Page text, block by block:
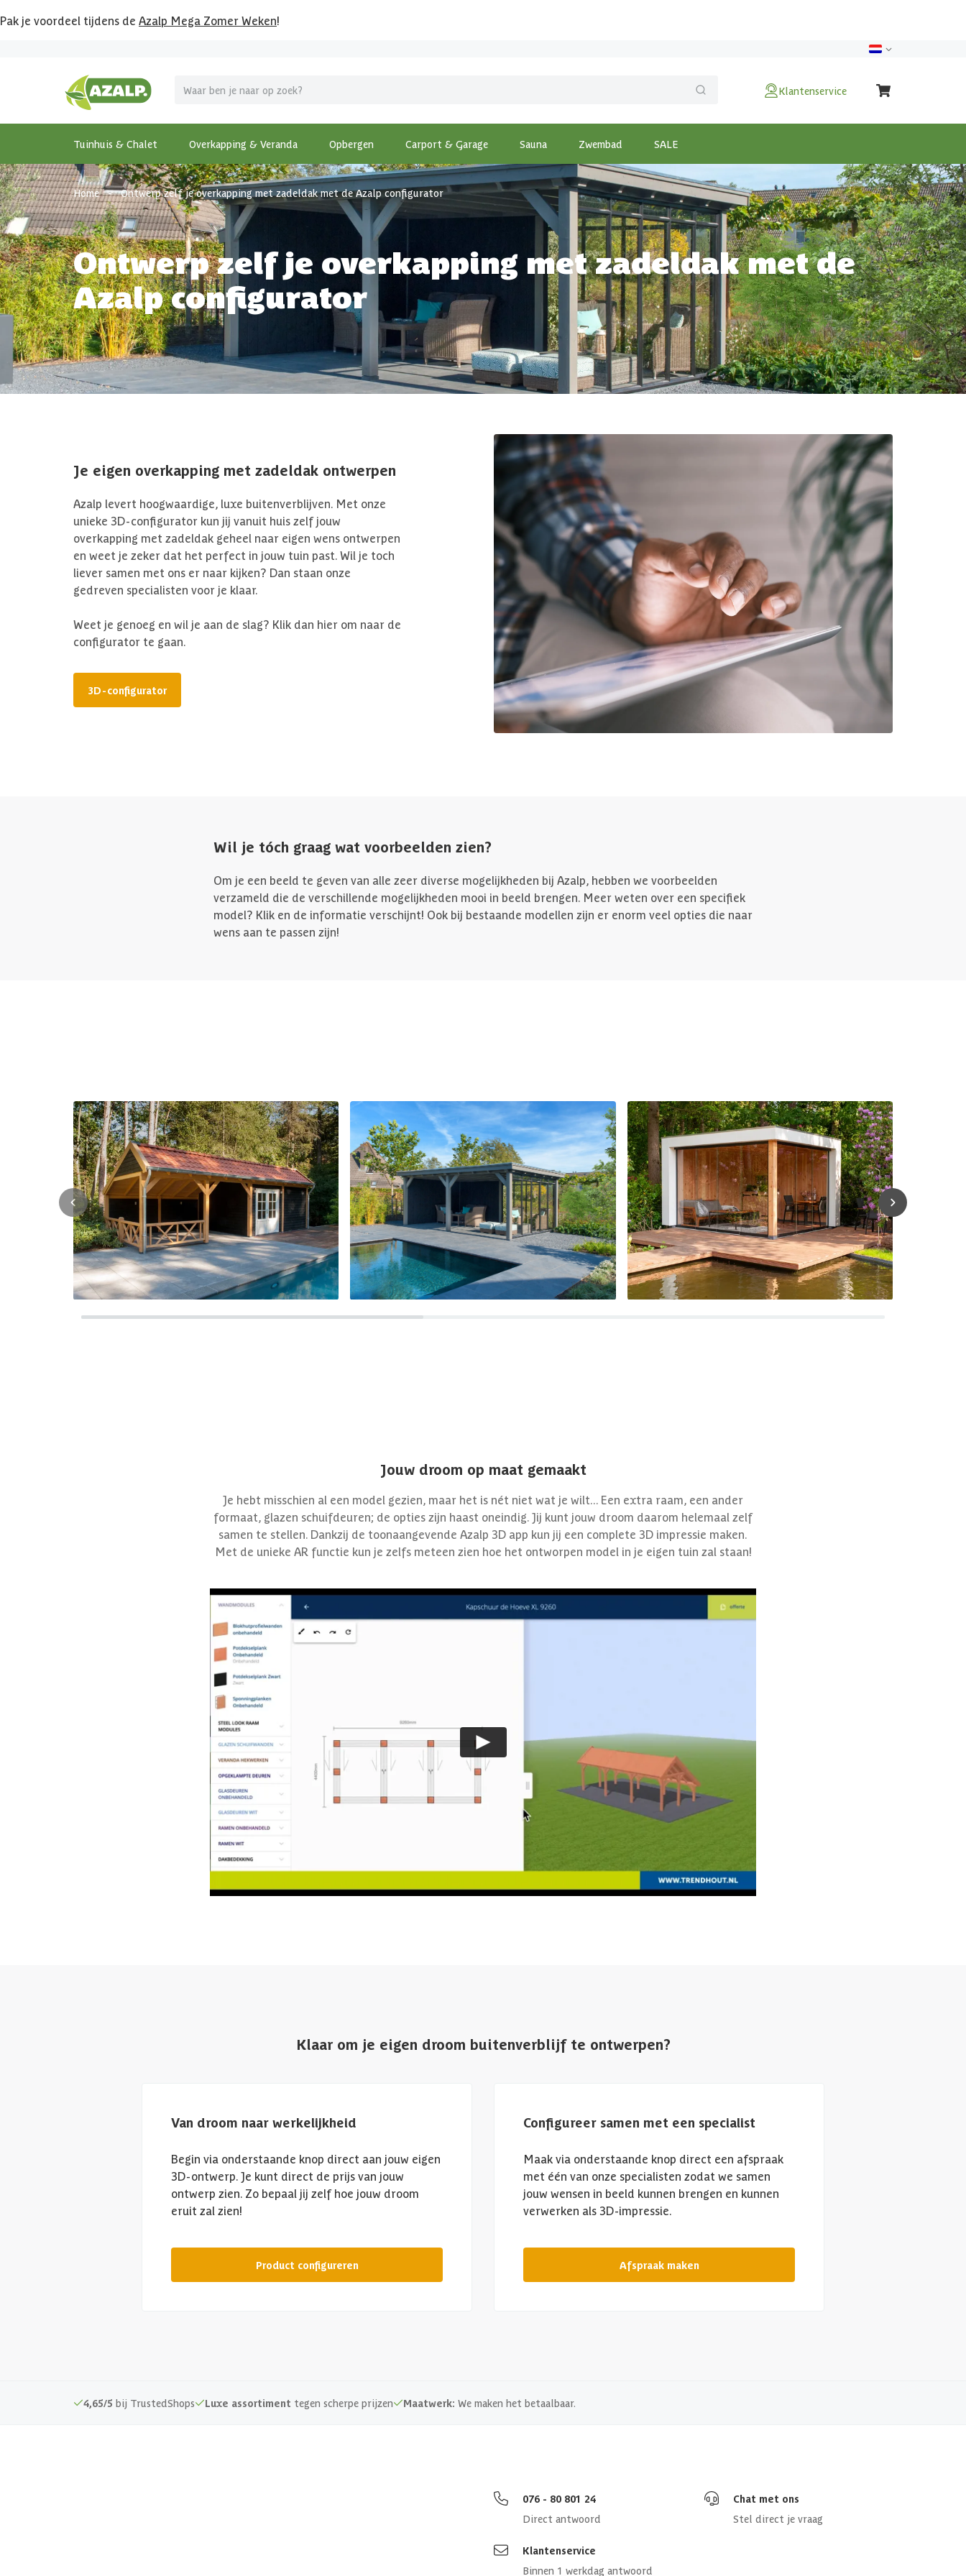
Pak je voordeel tijdens de Azalp Mega Zomer Weken!
Klantenservice
Tuinhuis & Chalet Overkapping & Veranda Opbergen Carport & Garage Sauna Zwembad SALE
Home - Ontwerp zelf je overkapping met zadeldak met de Azalp configurator
Ontwerp zelf je overkapping met zadeldak met de
Azalp configurator
Je eigen overkapping met zadeldak ontwerpen
Azalp levert hoogwaardige, luxe buitenverblijven. Met onze
unieke 3D-configurator kun jij vanuit huis zelf jouw
overkapping met zadeldak geheel naar eigen wens ontwerpen
en weet je zeker dat het perfect in jouw tuin past. Wil je toch
liever samen met ons er naar kijken? Dan staan onze
gedreven specialisten voor je klaar.
Weet je genoeg en wil je aan de slag? Klik dan hier om naar de
configurator te gaan.
3D-configurator
Wil je tóch graag wat voorbeelden zien?
Om je een beeld te geven van alle zeer diverse mogelijkheden bij Azalp, hebben we voorbeelden
verzameld die de verschillende mogelijkheden mooi in beeld brengen. Meer weten over een specifiek
model? Klik en de informatie verschijnt! Ook bij bestaande modellen zijn er enorm veel opties die naar
wens aan te passen zijn!
Jouw droom op maat gemaakt
Je hebt misschien al een model gezien, maar het is nét niet wat je wilt... Een extra raam, een ander
formaat, glazen schuifdeuren; de opties zijn haast oneindig. Jij kunt jouw droom daarom helemaal zelf
samen te stellen. Dankzij de toonaangevende Azalp 3D app kun jij een complete 3D impressie maken.
Met de unieke AR functie kun je zelfs meteen zien hoe het ontworpen model in je eigen tuin zal staan!
Klaar om je eigen droom buitenverblijf te ontwerpen?
Van droom naar werkelijkheid
Begin via onderstaande knop direct aan jouw eigen
3D-ontwerp. Je kunt direct de prijs van jouw
ontwerp zien. Zo bepaal jij zelf hoe jouw droom
eruit zal zien!
Product configureren
Configureer samen met een specialist
Maak via onderstaande knop direct een afspraak
met één van onze specialisten zodat we samen
jouw wensen in beeld kunnen brengen en kunnen
verwerken als 3D-impressie.
Afspraak maken
4,65/5 bij TrustedShops Luxe assortiment tegen scherpe prijzen Maatwerk: We maken het betaalbaar.
076 - 80 801 24
Direct antwoord
Chat met ons
Stel direct je vraag
Klantenservice
Binnen 1 werkdag antwoord